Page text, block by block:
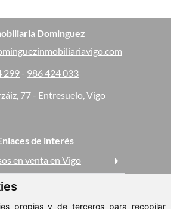
propias y de terceros para recopilar
Dominguez
299 - 986 424 033
77 - Entresuelo, Vigo
de interés
en venta en Vigo
en venta en Vigo